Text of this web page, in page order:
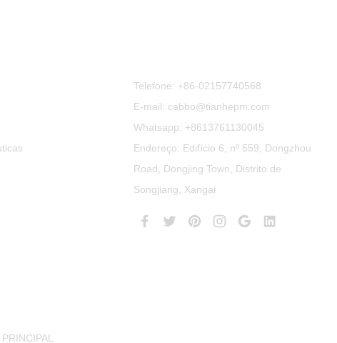
Telefone: +86-02157740568
E-mail: cabbo@tianhepm.com
Whatsapp: +8613761130045
Endereço: Edifício 6, nº 559, Dongzhou
Road, Dongjing Town, Distrito de
Songjiang, Xangai